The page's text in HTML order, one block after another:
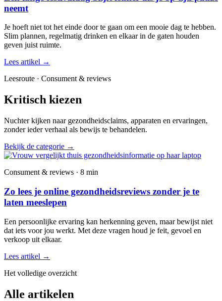
neemt
Je hoeft niet tot het einde door te gaan om een mooie dag te hebben.
Slim plannen, regelmatig drinken en elkaar in de gaten houden
geven juist ruimte.
Lees artikel →
Leesroute · Consument & reviews
Kritisch kiezen
Nuchter kijken naar gezondheidsclaims, apparaten en ervaringen,
zonder ieder verhaal als bewijs te behandelen.
Bekijk de categorie →
Consument & reviews · 8 min
Zo lees je online gezondheidsreviews zonder je te
laten meeslepen
Een persoonlijke ervaring kan herkenning geven, maar bewijst niet
dat iets voor jou werkt. Met deze vragen houd je feit, gevoel en
verkoop uit elkaar.
Lees artikel →
Het volledige overzicht
Alle artikelen